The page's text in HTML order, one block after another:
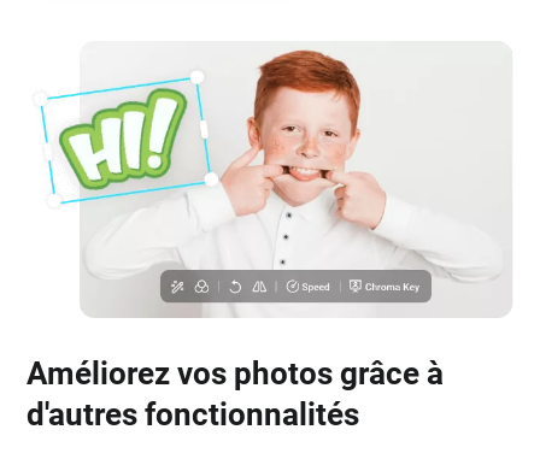
Améliorez vos photos grâce à
d'autres fonctionnalités